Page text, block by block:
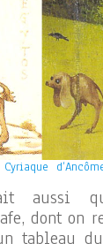
aussi
dont on
tableau du